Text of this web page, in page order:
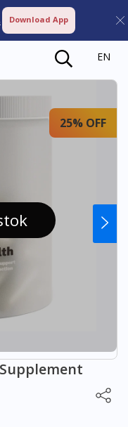
Download App
EN
25% OFF